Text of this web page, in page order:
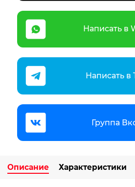
Написать в
Написать в
Группа
Описание Характеристики